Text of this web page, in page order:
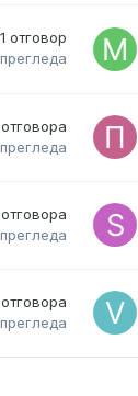
1 отговор
прегледа
отговора
прегледа
отговора
прегледа
отговора
прегледа